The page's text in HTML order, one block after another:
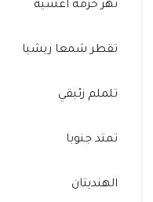
تهز حزمة أغشية
تقطر شمعا ريشيا
تلملم زئبقي
تمتد جنوبا
الهنديتان